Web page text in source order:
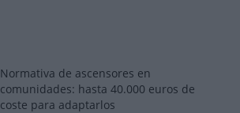
Normativa de ascensores en
comunidades: hasta 40.000 euros de
coste para adaptarlos